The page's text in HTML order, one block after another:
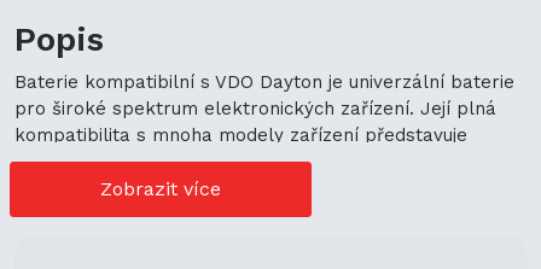
Popis
Baterie kompatibilní s VDO Dayton je univerzální baterie
pro široké spektrum elektronických zařízení. Její plná
kompatibilita s mnoha modely zařízení představuje
cenově výhodné možnosti nákupu. Její univerzální použití
navíc podporuje ekologickou udržitelnost a zaručuje
flexibilitu.
Zobrazit více